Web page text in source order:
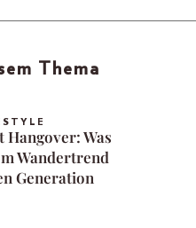
Thema
Hangover: Was
Wandertrend
Generation